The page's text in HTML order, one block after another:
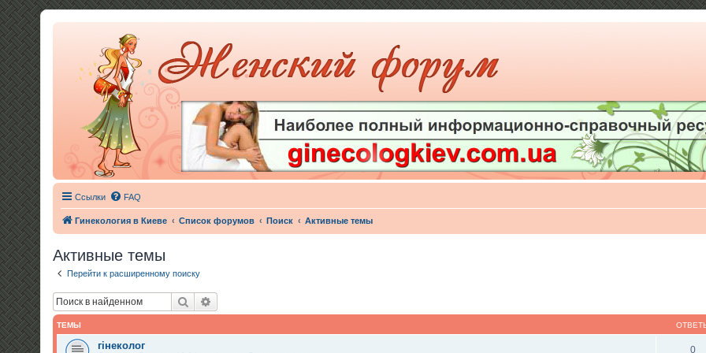
Ссылки FAQ
Гинекология в Киеве Список форумов Поиск Активные темы
Активные темы
Перейти к расширенному поиску
Поиск
ТЕМЫ
гінеколог 0